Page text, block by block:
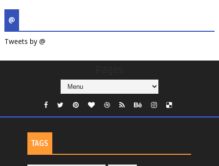
@
Tweets by @
TAGS